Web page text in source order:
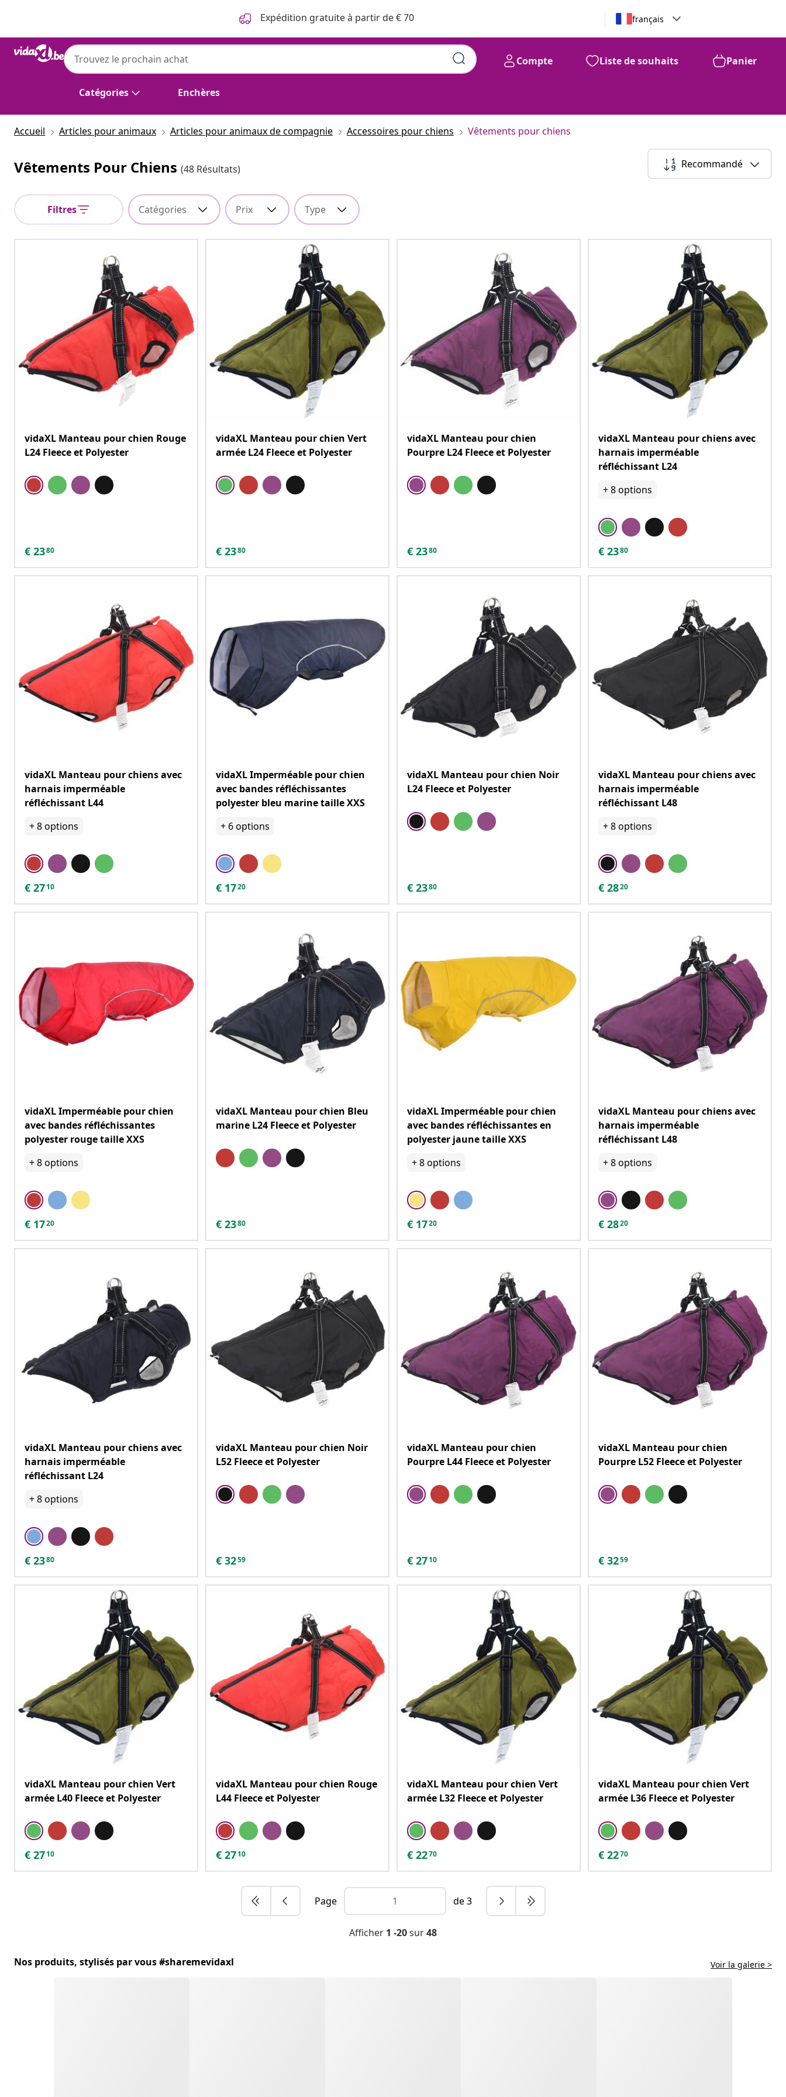
Expédition gratuite à partir de € 70 français
Catégories Enchères
Compte Liste de souhaits Panier
Accueil Articles pour animaux Articles pour animaux de compagnie Accessoires pour chiens Vêtements pour chiens
Vêtements Pour Chiens (48 Résultats) Recommandé
Filtres Catégories Prix Type
vidaXL Manteau pour chien Rouge
L24 Fleece et Polyester
€ 2380
vidaXL Manteau pour chien Vert
armée L24 Fleece et Polyester
€ 2380
vidaXL Manteau pour chien
Pourpre L24 Fleece et Polyester
€ 2380
vidaXL Manteau pour chiens avec
harnais imperméable
réfléchissant L24
+8options
€ 2380
vidaXL Manteau pour chiens avec
harnais imperméable
réfléchissant L44
+8options
€ 2710
vidaXL Imperméable pour chien
avec bandes réfléchissantes
polyester bleu marine taille XXS
+ 6options
€ 1720
vidaXL Manteau pour chien Noir
L24 Fleece et Polyester
€ 2380
vidaXL Manteau pour chiens avec
harnais imperméable
réfléchissant L48
+8options
€ 2820
vidaXL Imperméable pour chien
avec bandes réfléchissantes
polyester rouge taille XXS
+8options
€ 1720
vidaXL Manteau pour chien Bleu
marine L24 Fleece et Polyester
€ 2380
vidaXL Imperméable pour chien
avec bandes réfléchissantes en
polyester jaune taille XXS
+8options
€ 1720
vidaXL Manteau pour chiens avec
harnais imperméable
réfléchissant L48
+8options
€ 2820
vidaXL Manteau pour chiens avec
harnais imperméable
réfléchissant L24
+8options
€ 2380
vidaXL Manteau pour chien Noir
L52 Fleece et Polyester
€ 3259
vidaXL Manteau pour chien
Pourpre L44 Fleece et Polyester
€ 2710
vidaXL Manteau pour chien
Pourpre L52 Fleece et Polyester
€ 3259
vidaXL Manteau pour chien Vert
armée L40 Fleece et Polyester
€ 2710
vidaXL Manteau pour chien Rouge
L44 Fleece et Polyester
€ 2710
vidaXL Manteau pour chien Vert
armée L32 Fleece et Polyester
€ 2270
vidaXL Manteau pour chien Vert
armée L36 Fleece et Polyester
€ 2270
Page de 3
Afficher 1 -20sur48
Nos produits, stylisés par vous #sharemevidaxl Voir la galerie >